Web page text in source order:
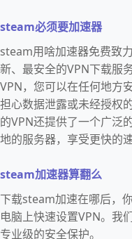
steam必须要加速器
steam用啥加速器免费致
新、最安全的VPN下载服
VPN，您可以在任何地方
担心数据泄露或未经授权
的VPN还提供了一个广泛
地的服务器，享受更快的
steam加速器算翻么
下载steam加速在哪后，
电脑上快速设置VPN。我
专业级的安全保护。